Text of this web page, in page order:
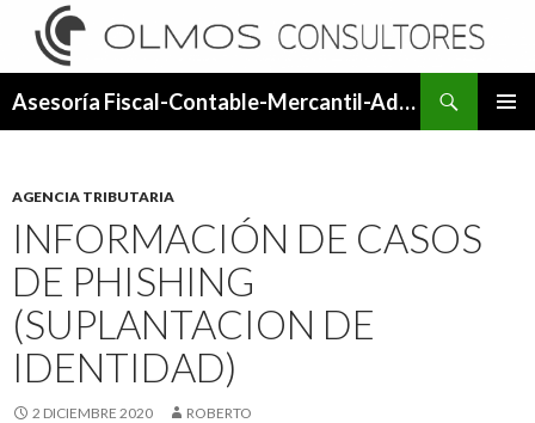
Asesoría Fiscal-Contable-Mercantil-Administrativa.
AGENCIA TRIBUTARIA
INFORMACIÓN DE CASOS
DE PHISHING
(SUPLANTACION DE
IDENTIDAD)
2 DICIEMBRE 2020 ROBERTO